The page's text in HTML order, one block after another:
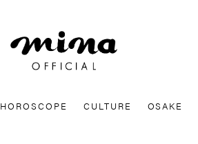
HOROSCOPE CULTURE OSAKE